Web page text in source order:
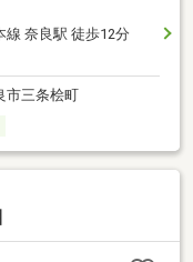
線 奈良駅 徒歩12分
市三条桧町